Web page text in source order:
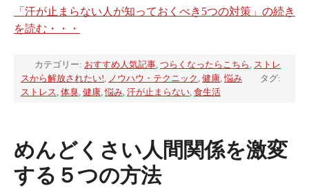
「汗が止まらない人が知っておくべき5つの対策」の続き
を読む・・・
カテゴリー: おすすめ人気記事 つらくなったらこちら
ストレ
スから解放されたい!
ノウハウ・テクニック 健康 ,悩み
タグ:
ストレス 体臭 健康 ,悩み 汗が止まらない 食生活
めんどくさい人間関係を激変
する５つの方法